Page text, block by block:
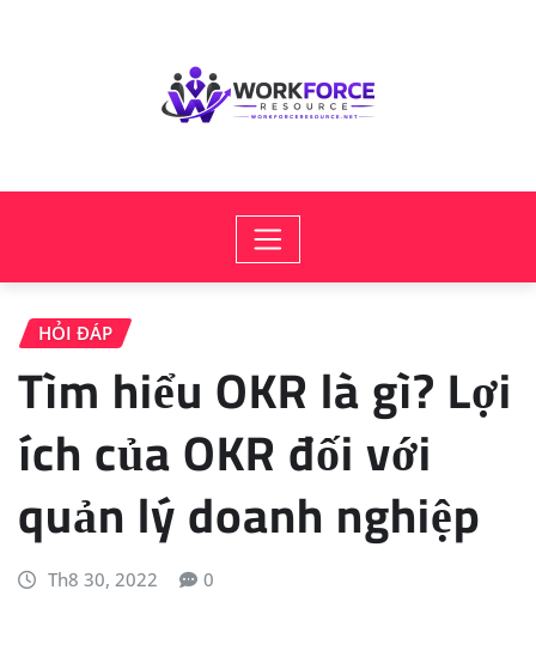
HỎI ĐÁP
Tìm hiểu OKR là gì? Lợi
ích của OKR đối với
quản lý doanh nghiệp
Th8 30, 2022 0